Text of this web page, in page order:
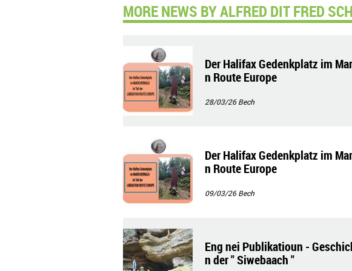
MORE NEWS BY ALFRED DIT FRED
Der Halifax Gedenkplatz im
n Route Europe
28/03/26Bech
Der Halifax Gedenkplatz im
n Route Europe
09/03/26Bech
Eng nei Publikatioun -
n der " Siwebaach "